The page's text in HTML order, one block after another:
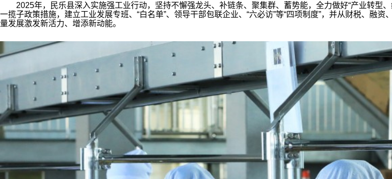
2025年，民乐县深入实施强工业行动，坚持不懈强龙头、补链条、聚集群、蓄势能，全力做好“产业转型
一揽子政策措施，建立工业发展专班、“白名单”、领导干部包联企业、“六必访”等“四项制度”，并从财税、融
量发展激发新活力、增添新动能。